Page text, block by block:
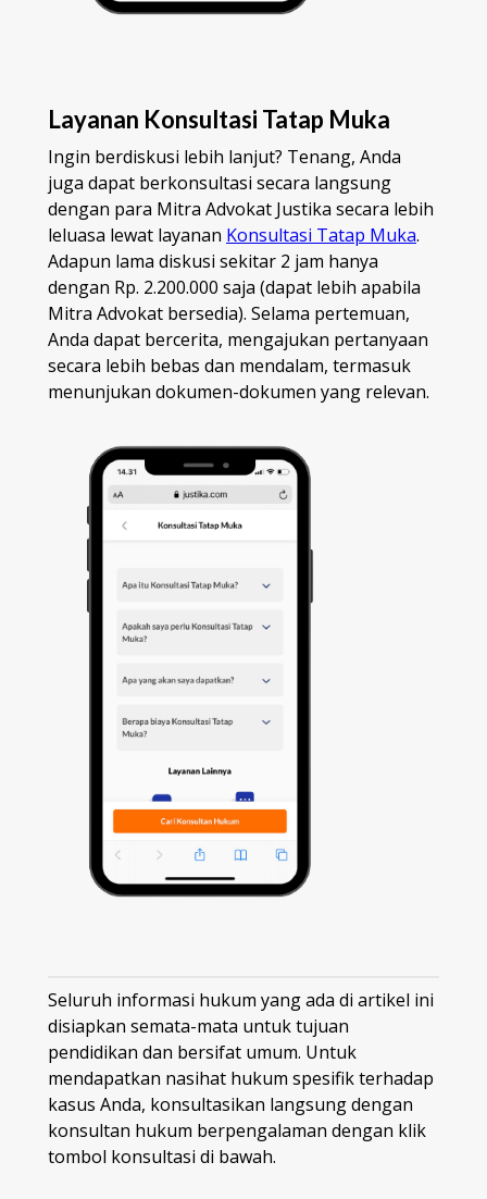
Layanan Konsultasi Tatap Muka
Ingin berdiskusi lebih lanjut? Tenang, Anda
juga dapat berkonsultasi secara langsung
dengan para Mitra Advokat Justika secara lebih
leluasa lewat layanan Konsultasi Tatap Muka.
Adapun lama diskusi sekitar 2 jam hanya
dengan Rp. 2.200.000 saja (dapat lebih apabila
Mitra Advokat bersedia). Selama pertemuan,
Anda dapat bercerita, mengajukan pertanyaan
secara lebih bebas dan mendalam, termasuk
menunjukan dokumen-dokumen yang relevan.
Seluruh informasi hukum yang ada di artikel ini
disiapkan semata-mata untuk tujuan
pendidikan dan bersifat umum. Untuk
mendapatkan nasihat hukum spesifik terhadap
kasus Anda, konsultasikan langsung dengan
konsultan hukum berpengalaman dengan klik
tombol konsultasi di bawah.